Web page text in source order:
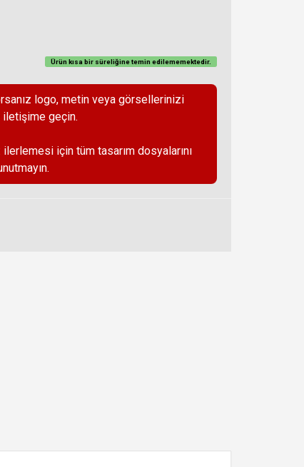
Ürün kısa bir süreliğine teminedilememektedir.
logo, metin veya görsellerinizi
geçin.
için tüm tasarım dosyalarını